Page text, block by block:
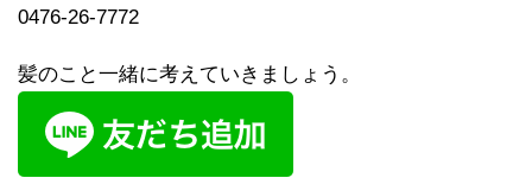
0476-26-7772
髪のこと一緒に考えていきましょう。